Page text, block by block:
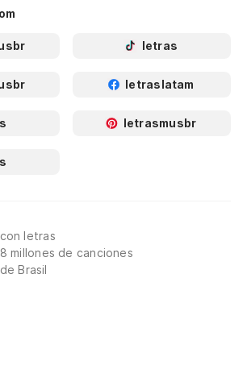
letras
letraslatam
letrasmusbr
letras
millones de canciones
Brasil